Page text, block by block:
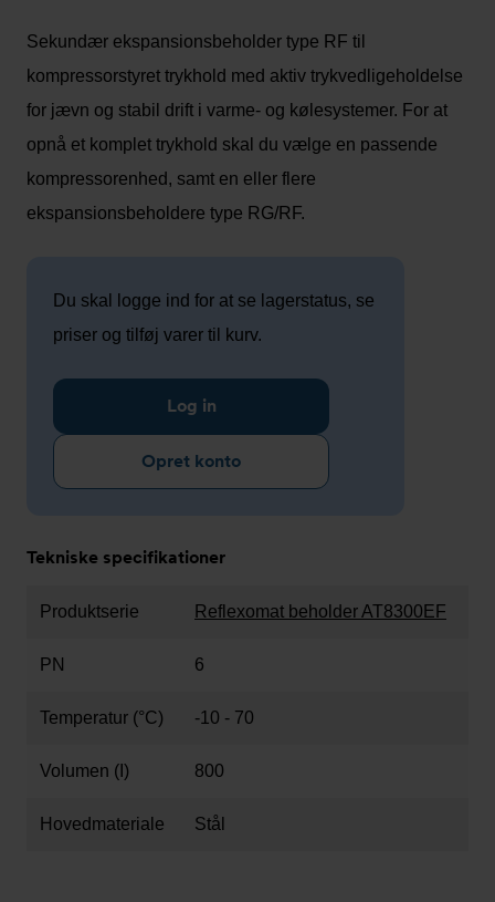
Sekundær ekspansionsbeholder type RF til
kompressorstyret trykhold med aktiv trykvedligeholdelse
for jævn og stabil drift i varme- og kølesystemer. For at
opnå et komplet trykhold skal du vælge en passende
kompressorenhed, samt en eller flere
ekspansionsbeholdere type RG/RF.
Du skal logge ind for at se lagerstatus, se
priser og tilføj varer til kurv.
Log in
Opret konto
Tekniske specifikationer
Produktserie Reflexomat beholder AT8300EF
PN 6
Temperatur (°C) -10 - 70
Volumen (I) 800
Hovedmateriale Stål